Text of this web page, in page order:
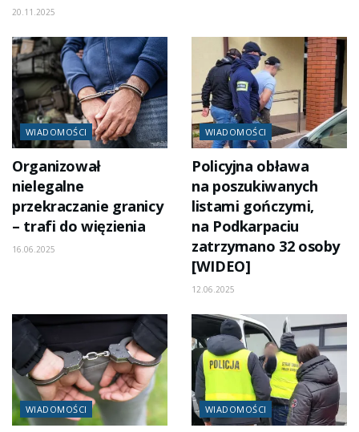
20.11.2025
WIADOMOŚCI
Organizował
nielegalne
przekraczanie granicy
– trafi do więzienia
16.06.2025
WIADOMOŚCI
Policyjna obława
na poszukiwanych
listami gończymi,
na Podkarpaciu
zatrzymano 32 osoby
[WIDEO]
12.06.2025
WIADOMOŚCI WIADOMOŚCI